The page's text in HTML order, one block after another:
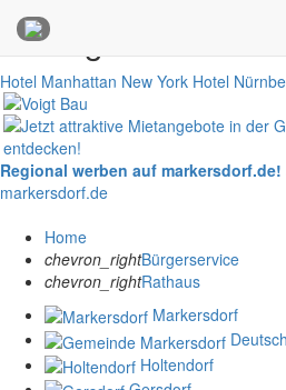
Anzeigen
Hotel Manhattan New York Hotel
Regional werben auf markersdorf.de!
markersdorf.de
Home
chevron_rightBürgerservice
chevron_rightRathaus
Markersdorf
Holtendorf